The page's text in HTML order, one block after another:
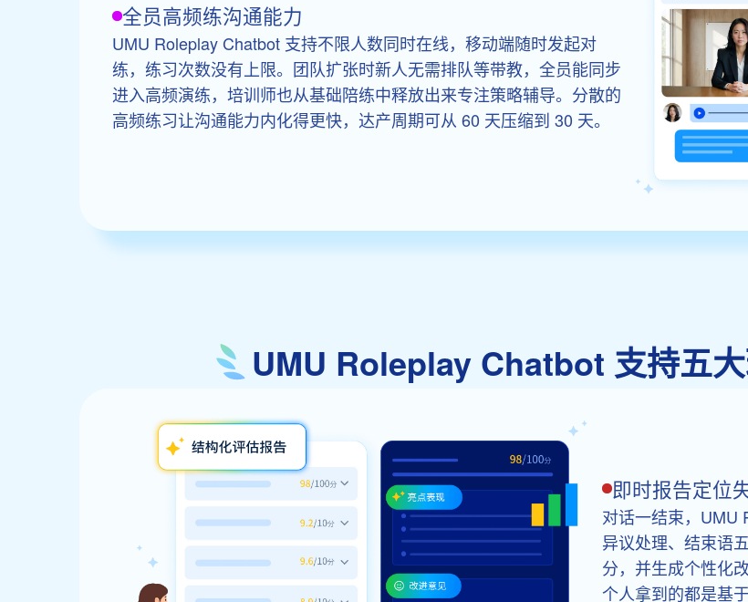
全员高频练沟通能力
UMU Roleplay Chatbot 支持不限人数同时在线，移动端随时发起对
练，练习次数没有上限。团队扩张时新人无需排队等带教，全员能同步
进入高频演练，培训师也从基础陪练中释放出来专注策略辅导。分散的
高频练习让沟通能力内化得更快，达产周期可从 60 天压缩到 30 天。
UMU Roleplay Chatbot 支持五
即时报告定位
对话一结束，UMU
异议处理、结束语
分，并生成个性化
个人拿到的都是基